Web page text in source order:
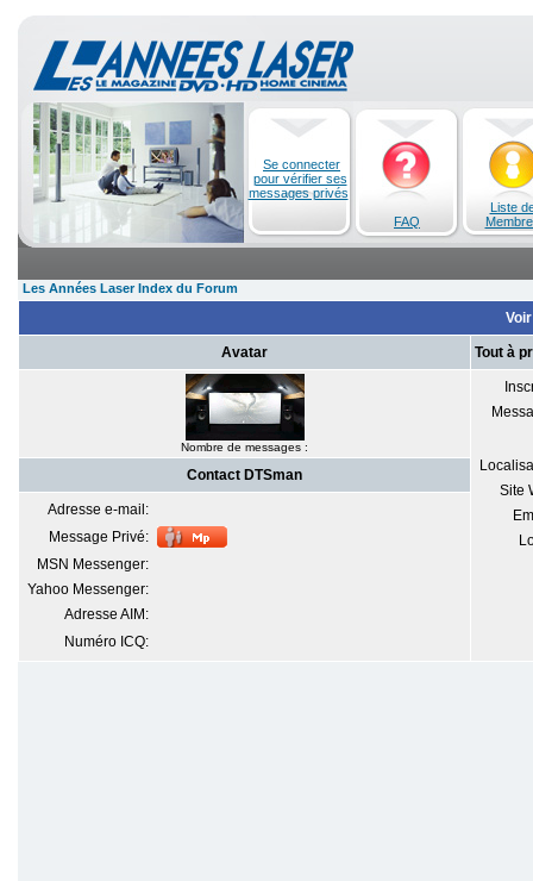
Se connecter
pour vérifier ses
messages privés
FAQ
Liste
Les Années Laser Index du Forum
Avatar Tout à
Nombre de messages :
Site
Contact DTSman
Adresse e-mail:
Message Privé:
MSN Messenger:
Yahoo Messenger:
Adresse AIM:
Numéro ICQ: